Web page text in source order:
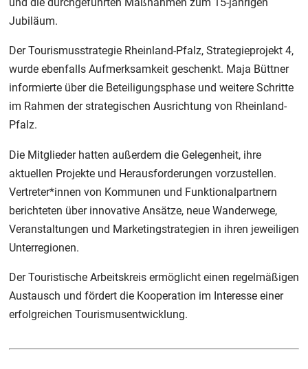
und die durchgeführten Maßnahmen zum 15-jährigen
Jubiläum.
Der Tourismusstrategie Rheinland-Pfalz, Strategieprojekt 4,
wurde ebenfalls Aufmerksamkeit geschenkt. Maja Büttner
informierte über die Beteiligungsphase und weitere Schritte
im Rahmen der strategischen Ausrichtung von Rheinland-
Pfalz.
Die Mitglieder hatten außerdem die Gelegenheit, ihre
aktuellen Projekte und Herausforderungen vorzustellen.
Vertreter*innen von Kommunen und Funktionalpartnern
berichteten über innovative Ansätze, neue Wanderwege,
Veranstaltungen und Marketingstrategien in ihren jeweiligen
Unterregionen.
Der Touristische Arbeitskreis ermöglicht einen regelmäßigen
Austausch und fördert die Kooperation im Interesse einer
erfolgreichen Tourismusentwicklung.